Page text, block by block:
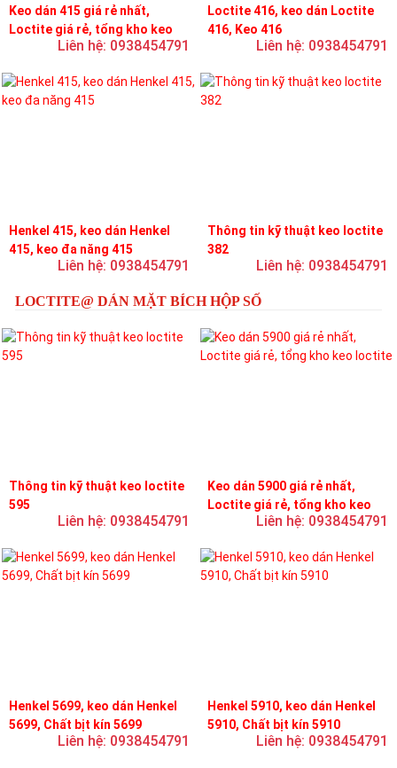
Keo dán 415 giá rẻ nhất,
Loctite giá rẻ, tổng kho keo
Liên hệ: 0938454791
Loctite 416, keo dán Loctite
416, Keo 416
Liên hệ: 0938454791
Henkel 415, keo dán Henkel
415, keo đa năng 415
Liên hệ: 0938454791
Thông tin kỹ thuật keo loctite
382
Liên hệ: 0938454791
LOCTITE@ DÁN MẶT BÍCH HỘP SỐ
Thông tin kỹ thuật keo loctite
595
Liên hệ: 0938454791
Keo dán 5900 giá rẻ nhất,
Loctite giá rẻ, tổng kho keo
Liên hệ: 0938454791
Henkel 5699, keo dán Henkel
5699, Chất bịt kín 5699
Liên hệ: 0938454791
Henkel 5910, keo dán Henkel
5910, Chất bịt kín 5910
Liên hệ: 0938454791